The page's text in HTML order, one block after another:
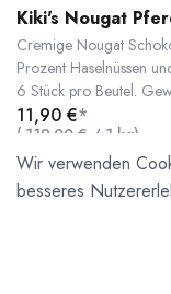
Kiki's Nougat
Cremige Nougat
Prozent Haselnüssen
6 Stück pro Beutel.
11,90 €*
( 119,00 € / 1 kg)
* inkl. MwST. zzgl.
Lieferzeit: ab Mitte
Wir verwenden
besseres